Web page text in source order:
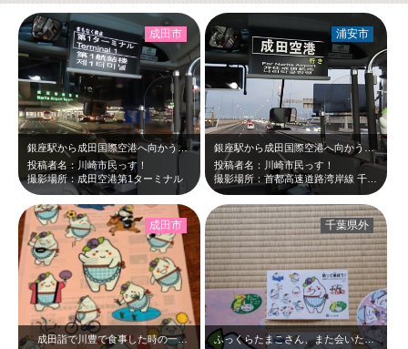
銀座駅から成田国際空港へ向かう高速バス【AIRPORT BUS TYO-NRT…
投稿者名：川崎市民っす！
撮影場所：成田空港第1ターミナル
成田市
銀座駅から成田国際空港へ向かう高速バス【AIRPORT BUS TYO-NRT…
投稿者名：川崎市民っす！
撮影場所：首都高速道路湾岸線 千葉県・東京都 境付近
浦安市
成田詣で川豊で食事した時の一枚☆うな重待ちの時でしたね☆イベントの最中にいた…
成田市
ふっくらたまこさん、また会いたいな～。グッズを懐かしんで再会を待ちます！！
千葉県外